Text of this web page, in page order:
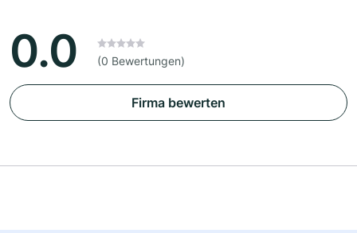
0.0 (0 Bewertungen)
Firma bewerten